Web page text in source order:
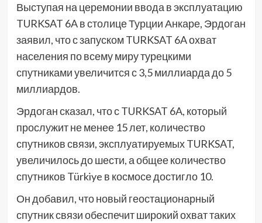
Выступая на церемонии ввода в эксплуатацию
TURKSAT 6A в столице Турции Анкаре, Эрдоган
заявил, что с запуском TURKSAT 6A охват
населения по всему миру турецкими
спутниками увеличится с 3,5 миллиарда до 5
миллиардов.
Эрдоган сказал, что с TURKSAT 6A, который
прослужит не менее 15 лет, количество
спутников связи, эксплуатируемых TURKSAT,
увеличилось до шести, а общее количество
спутников Türkiye в космосе достигло 10.
Он добавил, что новый геостационарный
спутник связи обеспечит широкий охват таких